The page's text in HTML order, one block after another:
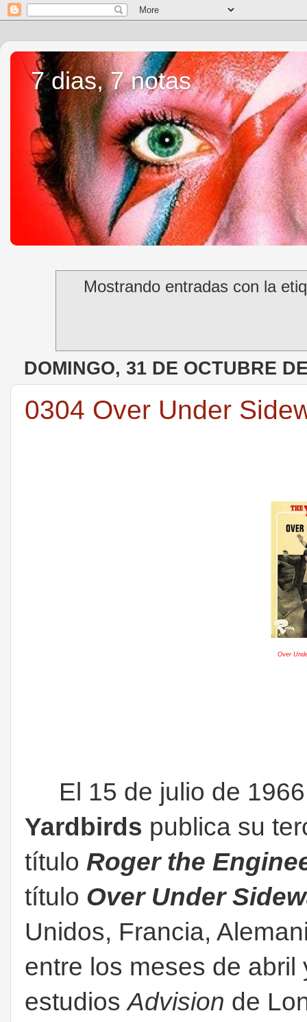
7 dias, 7 notas
Mostrando entradas con la
DOMINGO, 31 DE OCTUBRE
0304 Over Under
Over
El 15 de julio de
Yardbirds publica su
título Roger the
título Over Under
Unidos, Francia,
entre los meses de
estudiosAdvision de